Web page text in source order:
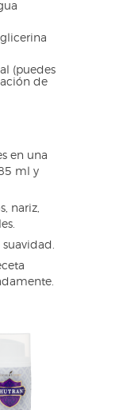
(puedes
de
en una
ml y
nariz,